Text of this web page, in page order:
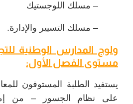
– مسلك اللوجستيك
– مسلك التسيير والإدارة.
ولوج المدارس الوطنية
مستوى الفصل الأول:
يستفيد الطلبة المستوفون
على نظام الجسور – من